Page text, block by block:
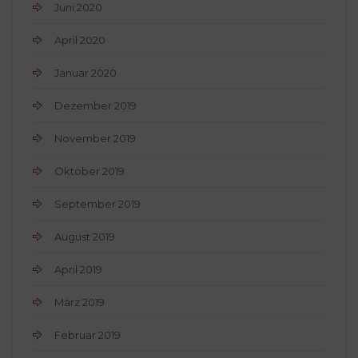
Juni 2020
April 2020
Januar 2020
Dezember 2019
November 2019
Oktober 2019
September 2019
August 2019
April 2019
März 2019
Februar 2019